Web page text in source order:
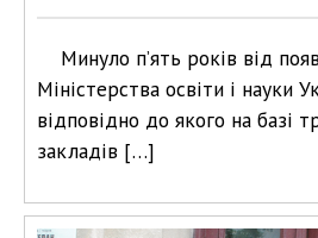
Минуло п’ять років від
Міністерства освіти і науки
відповідно до якого на базі
закладів […]